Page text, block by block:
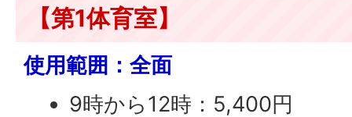
【第1体育室】
使用範囲：全面
9時から12時：5,400円